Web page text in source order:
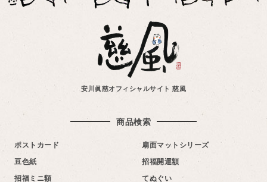
安川眞慈オフィシャルサイト 慈風
商品検索
ポストカード
豆色紙
招福ミニ額
扇面マットシリーズ
招福開運額
てぬぐい